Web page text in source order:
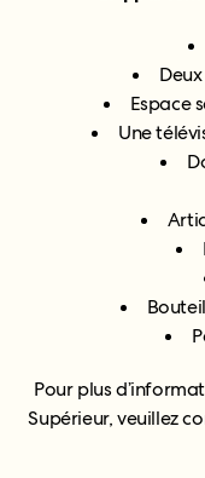
Espace
Une
Pour plus
Supérieur, veuillez